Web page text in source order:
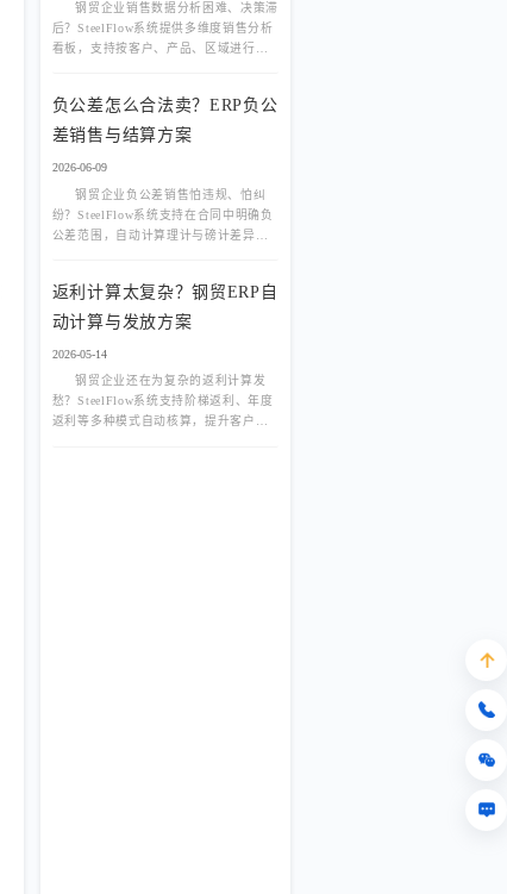
钢贸企业销售数据分析困难、决策滞
后？SteelFlow系统提供多维度销售分析
看板，支持按客户、产品、区域进行可
负公差怎么合法卖？ERP负公
差销售与结算方案
2026-06-09
钢贸企业负公差销售怕违规、怕纠
纷？SteelFlow系统支持在合同中明确负
公差范围，自动计算理计与磅计差异，
返利计算太复杂？钢贸ERP自
动计算与发放方案
2026-05-14
钢贸企业还在为复杂的返利计算发
愁？SteelFlow系统支持阶梯返利、年度
返利等多种模式自动核算，提升客户满